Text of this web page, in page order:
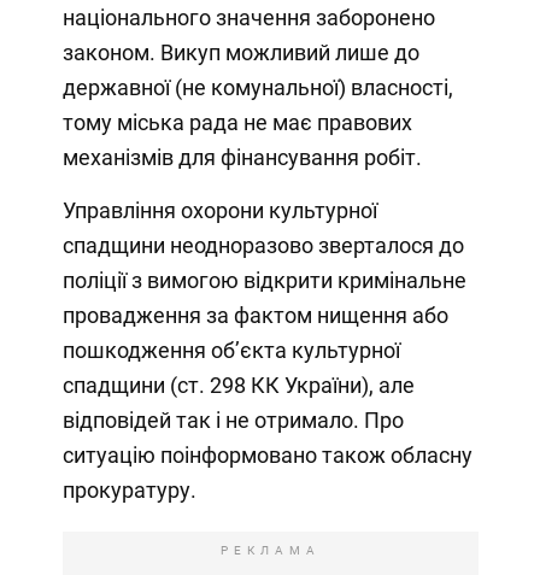
національного значення заборонено
законом. Викуп можливий лише до
державної (не комунальної) власності,
тому міська рада не має правових
механізмів для фінансування робіт.
Управління охорони культурної
спадщини неодноразово зверталося до
поліції з вимогою відкрити кримінальне
провадження за фактом нищення або
пошкодження об’єкта культурної
спадщини (ст. 298 КК України), але
відповідей так і не отримало. Про
ситуацію поінформовано також обласну
прокуратуру.
РЕКЛАМА